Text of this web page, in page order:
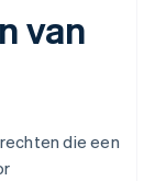
van
die een